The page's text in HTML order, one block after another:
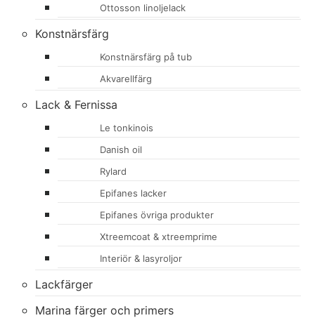
Ottosson linoljelack
Konstnärsfärg
Konstnärsfärg på tub
Akvarellfärg
Lack & Fernissa
Le tonkinois
Danish oil
Rylard
Epifanes lacker
Epifanes övriga produkter
Xtreemcoat & xtreemprime
Interiör & lasyroljor
Lackfärger
Marina färger och primers